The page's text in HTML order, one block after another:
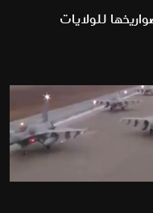
للولايات